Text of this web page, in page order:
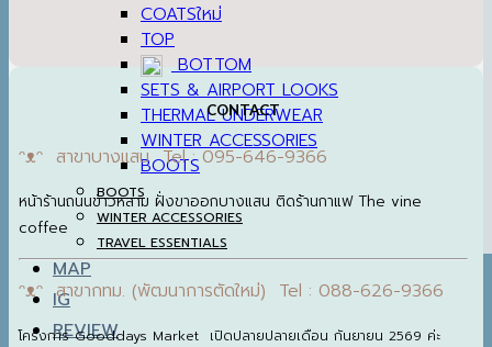
COATS
TOP
BOTTOM
SETS & AIRPORT LOOKS
THERMAL UNDERWEAR
WINTER ACCESSORIES
BOOTS
BOOTS
WINTER ACCESSORIES
TRAVEL ESSENTIALS
MAP
IG
REVIEW
CONTACT
ᵔᴥᵔ สาขาบางแสน Tel : 095-646-9366
หน้าร้านถนนข้าวหลาม ฝั่งขาออกบางแสน ติดร้านกาแฟ The vine
coffee
ᵔᴥᵔ สาขากทม. (พัฒนาการตัดใหม่) Tel : 088-626-9366
โครงการ Gooddays Market เปิดปลายปลายเดือน กันยายน 2569 ค่ะ